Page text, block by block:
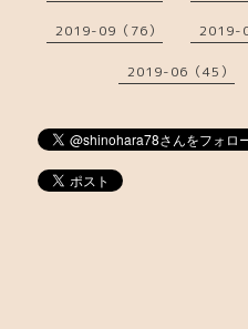
2019-09（76） 2019-
2019-06（45）